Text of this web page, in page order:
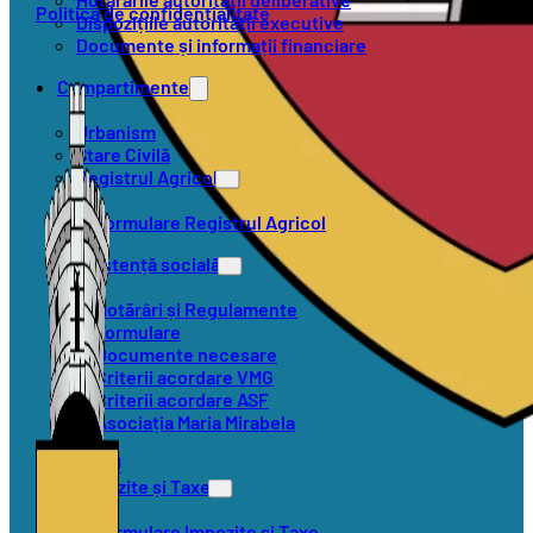
Dispozițiile autorității executive
Documente și informații financiare
Compartimente
Urbanism
Stare Civilă
Registrul Agricol
Formulare Registrul Agricol
Asistență socială
Hotărâri și Regulamente
Formulare
Documente necesare
Criterii acordare VMG
Criterii acordare ASF
Asociația Maria Mirabela
SVSU
Impozite și Taxe
Politica de confidențialitate